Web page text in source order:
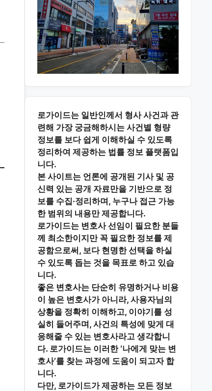
로가이드는 일반인께서 형사 사건과 관
련해 가장 궁금해하시는 사건별 형량
정보를 보다 쉽게 이해하실 수 있도록
정리하여 제공하는 법률 정보 플랫폼입
니다.
본 사이트는 언론에 공개된 기사 및 공
신력 있는 공개 자료만을 기반으로 정
보를 수집·정리하며, 누구나 접근 가능
한 범위의 내용만 제공합니다.
로가이드는 변호사 선임이 필요한 분들
께 최소한이지만 꼭 필요한 정보를 제
공함으로써, 보다 현명한 선택을 하실
수 있도록 돕는 것을 목표로 하고 있습
니다.
좋은 변호사는 단순히 유명하거나 비용
이 높은 변호사가 아니라, 사용자님의
상황을 정확히 이해하고, 이야기를 성
실히 들어주며, 사건의 특성에 맞게 대
응해줄 수 있는 변호사라고 생각합니
다. 로가이드는 이러한 ‘나에게 맞는 변
호사’를 찾는 과정에 도움이 되고자 합
니다.
다만, 로가이드가 제공하는 모든 정보